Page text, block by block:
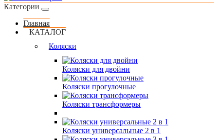
Категории
Главная
КАТАЛОГ
Коляски
Коляски для двойни
Коляски прогулочные
Коляски трансформеры
Коляски универсальные 2 в 1